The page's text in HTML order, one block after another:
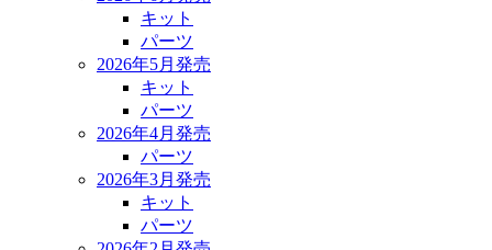
キット
パーツ
2026年5月発売
キット
パーツ
2026年4月発売
パーツ
2026年3月発売
キット
パーツ